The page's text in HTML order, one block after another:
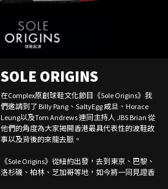
SOLE ORIGINS
在Complex原創球鞋文化節目《Sole Origins》我
們邀請到了 Billy Pang、SaltyEgg 咸旦、Horace
Leung以及Tom Andrews 連同主持人 JBS Brian 從
他們的角度為大家揭開香港最具代表性的波鞋故
事以及背後的來龍去脈。
《Sole Origins》從紐約出發，去到東京、巴黎、
洛杉磯、柏林、芝加哥等地，如今將一同見證香